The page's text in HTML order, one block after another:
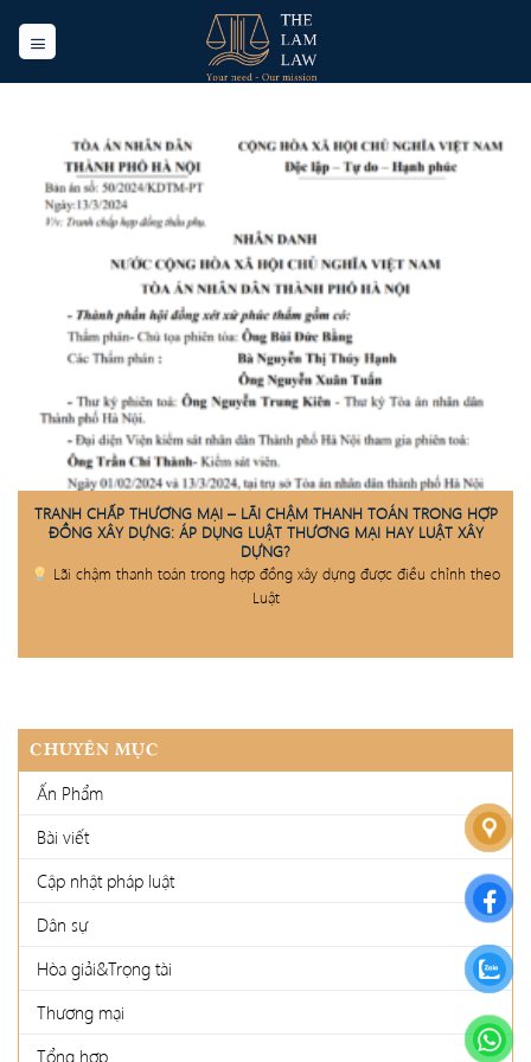
TRANH CHẤP THƯƠNG MẠI – LÃI CHẬM THANH TOÁN TRONG HỢP
ĐỒNG XÂY DỰNG: ÁP DỤNG LUẬT THƯƠNG MẠI HAY LUẬT XÂY
DỰNG?
Lãi chậm thanh toán trong hợp đồng xây dựng được điều chỉnh theo
Luật
CHUYÊN MỤC
Ấn Phẩm
Bài viết
Cập nhật pháp luật
Dân sự
Hòa giải&Trọng tài
Thương mại
Tổng hợp